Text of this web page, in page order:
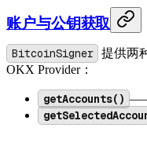
账户与公钥获取
BitcoinSigner
提供两
OKX Provider：
getAccounts() ——